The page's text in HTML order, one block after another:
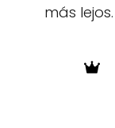
más lejos.